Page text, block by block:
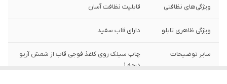
ویژگی‌های نظافتی قابلیت نظافت آسان
ویژگی ظاهری تابلو دارای قاب سفید
سایر توضیحات
چاپ سیلک روی کاغذ فوجی قاب از شمش آریو
درجه 1